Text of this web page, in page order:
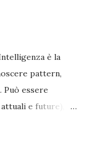
è la
pattern,
essere
e future),
libero arbitrio
è la